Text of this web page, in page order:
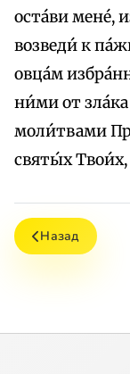
оста́ви мене́,
возведи́ к
овца́м
ни́ми от
моли́твами
святы́х
Назад